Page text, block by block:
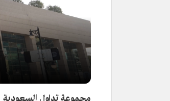
مجموعة تداول السعودية